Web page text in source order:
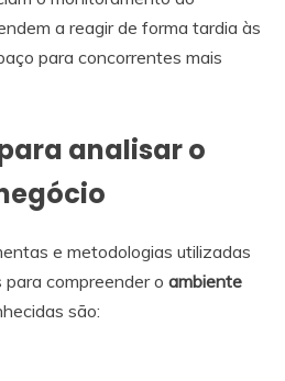
a reagir de forma tardia às
para concorrentes mais
analisar o
e metodologias utilizadas
compreender o ambiente
são: